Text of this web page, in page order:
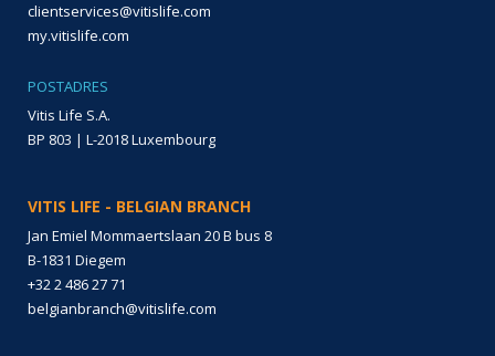
clientservices@vitislife.com
my.vitislife.com
POSTADRES
Vitis Life S.A.
BP 803 | L-2018 Luxembourg
VITIS LIFE - BELGIAN BRANCH
Jan Emiel Mommaertslaan 20 B bus 8
B-1831 Diegem
+32 2 486 27 71
belgianbranch@vitislife.com